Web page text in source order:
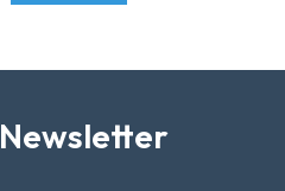
Newsletter